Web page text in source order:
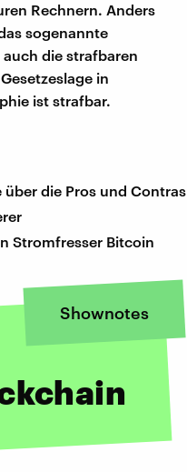
Rechnern. Anders
sogenannte
die strafbaren
in
ist strafbar.
die Pros und Contras
Stromfresser Bitcoin
Shownotes